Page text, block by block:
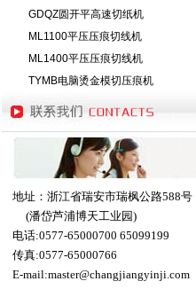
GDQZ圆开平高速切纸机
ML1100平压压痕切线机
ML1400平压压痕切线机
TYMB电脑烫金模切压痕机
地址：浙江省瑞安市瑞枫公路588号
(潘岱芦浦博天工业园)
电话:0577-65000700 65099199
传真:0577-65000766
E-mail:master@changjiangyinji.com